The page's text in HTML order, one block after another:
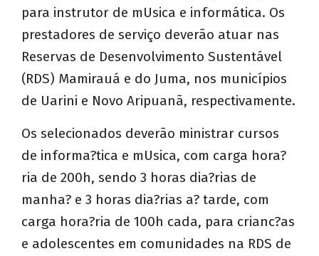
para instrutor de mUsica e informática. Os
prestadores de serviço deverão atuar nas
Reservas de Desenvolvimento Sustentável
(RDS) Mamirauá e do Juma, nos municípios
de Uarini e Novo Aripuanã, respectivamente.
Os selecionados deverão ministrar cursos
de informa?tica e mUsica, com carga hora?
ria de 200h, sendo 3 horas dia?rias de
manha? e 3 horas dia?rias a? tarde, com
carga hora?ria de 100h cada, para crianc?as
e adolescentes em comunidades na RDS de